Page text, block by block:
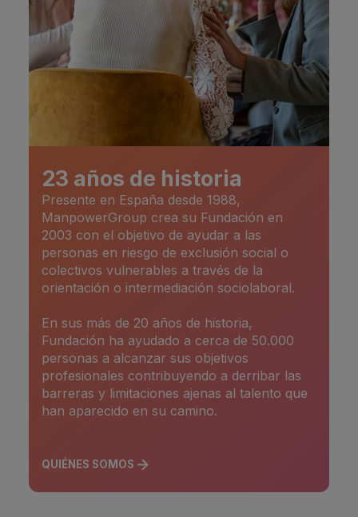
23 años de historia
Presente en España desde 1988,
ManpowerGroup crea su Fundación en
2003 con el objetivo de ayudar a las
personas en riesgo de exclusión social o
colectivos vulnerables a través de la
orientación o intermediación sociolaboral.
En sus más de 20 años de historia,
Fundación ha ayudado a cerca de 50.000
personas a alcanzar sus objetivos
profesionales contribuyendo a derribar las
barreras y limitaciones ajenas al talento que
han aparecido en su camino.
QUIÉNES SOMOS